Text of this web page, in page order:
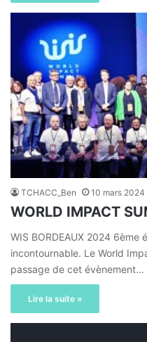
TCHACC_Ben 10 mars 2024
WORLD IMPACT
WIS BORDEAUX 2024 6ème
incontournable. Le World
passage de cet évènement…
Lire la suite »